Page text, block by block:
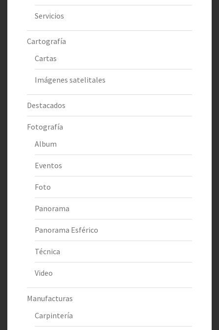
Servicios
Cartografía
Cartas
Imágenes satelitales
Destacados
Fotografía
Album
Eventos
Foto
Panorama
Panorama Esférico
Técnica
Video
Manufacturas
Carpintería